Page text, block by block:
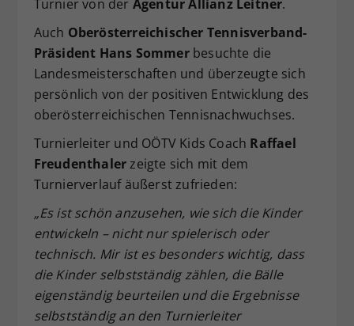
Turnier von der Agentur Allianz Leitner.
Auch Oberösterreichischer Tennisverband-
Präsident Hans Sommerbesuchte die
Landesmeisterschaften und überzeugte sich
persönlich von der positiven Entwicklung des
oberösterreichischen Tennisnachwuchses.
Turnierleiter und OÖTV Kids Coach Raffael
Freudenthalerzeigte sich mit dem
Turnierverlauf äußerst zufrieden:
„Es ist schön anzusehen, wie sich die Kinder
entwickeln – nicht nur spielerisch oder
technisch. Mir ist es besonders wichtig, dass
die Kinder selbstständig zählen, die Bälle
eigenständig beurteilen und die Ergebnisse
selbstständig an den Turnierleiter
Zweck
Einstellungen. Unter anderem eine
zufällig generierte ID, für die
historische Speicherung Ihrer
vorgenommen Einstellungen, falls der
Webseiten-Betreiber dies eingestellt
hat.